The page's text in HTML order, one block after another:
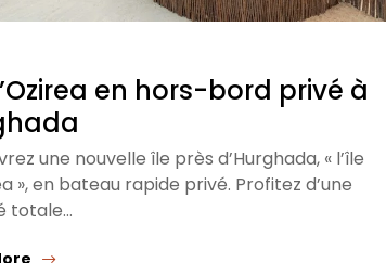
en hors-bord privé à
une nouvelle île près d’Hurghada, « l’île
», en bateau rapide privé. Profitez d’une
totale…